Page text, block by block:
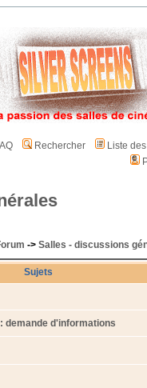
Rechercher
Liste
-> Salles - discussions
Sujets
demande d'informations